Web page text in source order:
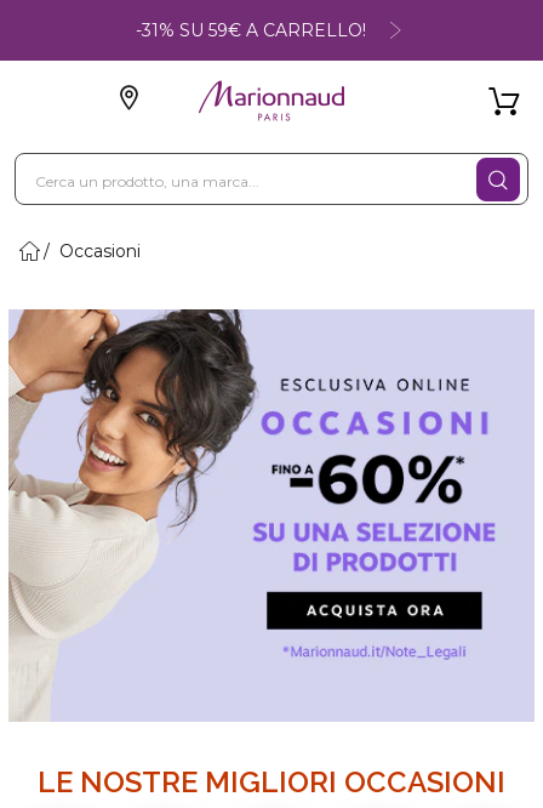
-31% SU 59€ A CARRELLO!
Occasioni
LE NOSTRE MIGLIORI OCCASIONI